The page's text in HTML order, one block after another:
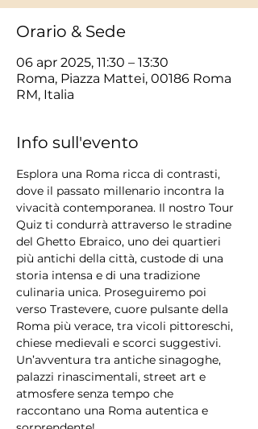
Orario & Sede
06 apr 2025, 11:30 – 13:30
Roma, Piazza Mattei, 00186 Roma
RM, Italia
Info sull'evento
Esplora una Roma ricca di contrasti,
dove il passato millenario incontra la
vivacità contemporanea. Il nostro Tour
Quiz ti condurrà attraverso le stradine
del Ghetto Ebraico, uno dei quartieri
più antichi della città, custode di una
storia intensa e di una tradizione
culinaria unica. Proseguiremo poi
verso Trastevere, cuore pulsante della
Roma più verace, tra vicoli pittoreschi,
chiese medievali e scorci suggestivi.
Un’avventura tra antiche sinagoghe,
palazzi rinascimentali, street art e
atmosfere senza tempo che
raccontano una Roma autentica e